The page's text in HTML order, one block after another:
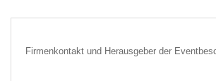
Firmenkontakt und Herausgeber der